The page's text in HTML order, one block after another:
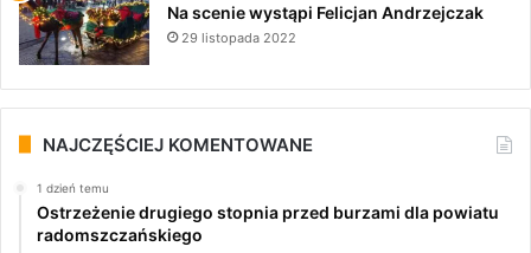
Na scenie wystąpi Felicjan Andrzejczak
29 listopada 2022
NAJCZĘŚCIEJ KOMENTOWANE
1 dzień temu
Ostrzeżenie drugiego stopnia przed burzami dla powiatu
radomszczańskiego